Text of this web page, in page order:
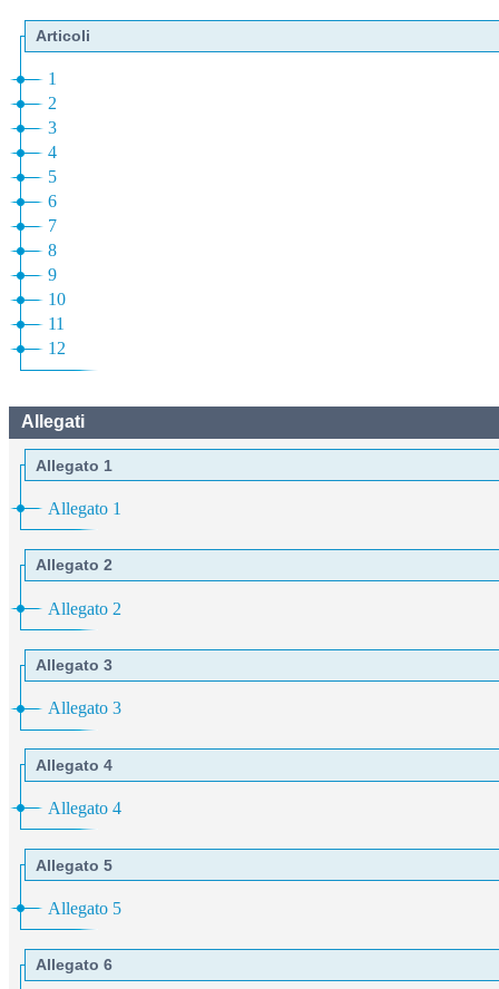
Articoli
1
2
3
4
5
6
7
8
9
10
11
12
Allegati
Allegato 1
Allegato 1
Allegato 2
Allegato 2
Allegato 3
Allegato 3
Allegato 4
Allegato 4
Allegato 5
Allegato 5
Allegato 6